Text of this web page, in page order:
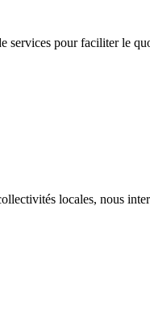
services pour faciliter le
locales, nous